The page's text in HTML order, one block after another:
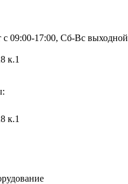
09:00-17:00, Сб-Вс выходной
к.1
к.1